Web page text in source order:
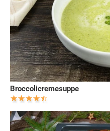
Broccolicremesuppe